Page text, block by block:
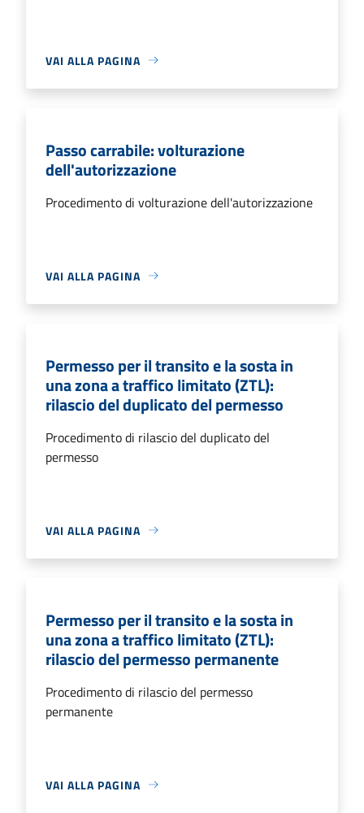
VAI ALLA PAGINA
Passo carrabile: volturazione
dell'autorizzazione
Procedimento di volturazione dell'autorizzazione
VAI ALLA PAGINA
Permesso per il transito e la sosta in
una zona a traffico limitato (ZTL):
rilascio del duplicato del permesso
Procedimento di rilascio del duplicato del
permesso
VAI ALLA PAGINA
Permesso per il transito e la sosta in
una zona a traffico limitato (ZTL):
rilascio del permesso permanente
Procedimento di rilascio del permesso
permanente
VAI ALLA PAGINA